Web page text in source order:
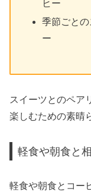
ヒー
季節ごと
ー
スイーツとのペア
楽しむための素晴
軽食や朝食と
軽食や朝食とコー